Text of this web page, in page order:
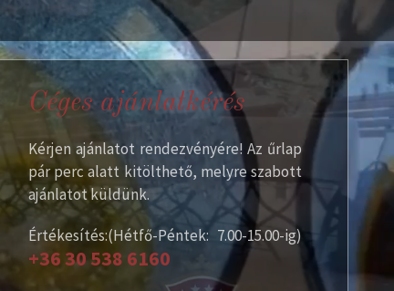
Céges ajánlatkérés
Kérjen ajánlatot rendezvényére! Az űrlap
pár perc alatt kitölthető, melyre szabott
ajánlatot küldünk.
Értékesítés:(Hétfő-Péntek: 7.00-15.00-ig)
+36 30 538 6160